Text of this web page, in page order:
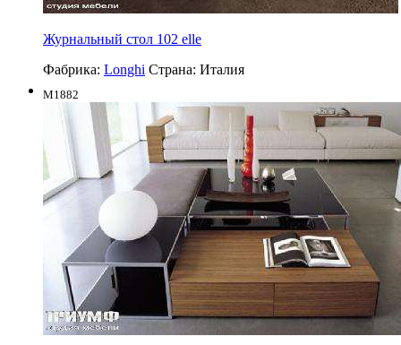
Журнальный стол 102 elle
Фабрика: Longhi Страна: Италия
M1882